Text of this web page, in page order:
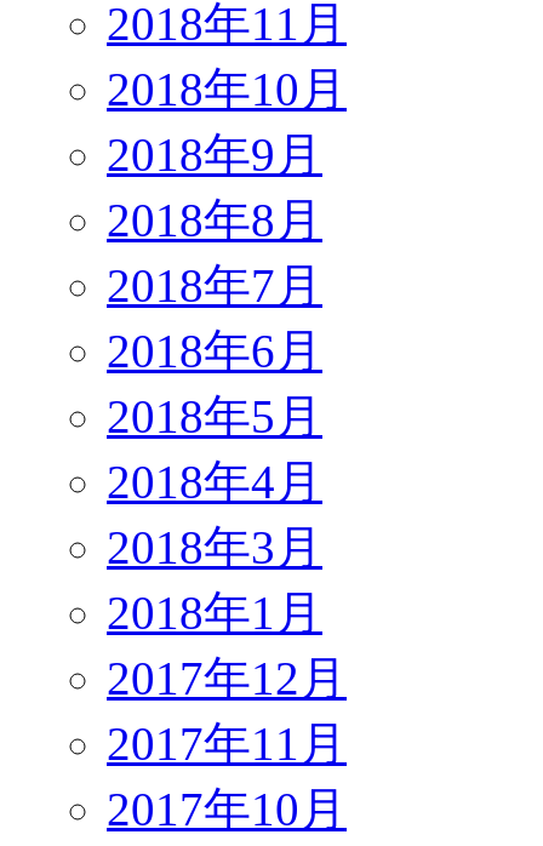
2018年11月
2018年10月
2018年9月
2018年8月
2018年7月
2018年6月
2018年5月
2018年4月
2018年3月
2018年1月
2017年12月
2017年11月
2017年10月